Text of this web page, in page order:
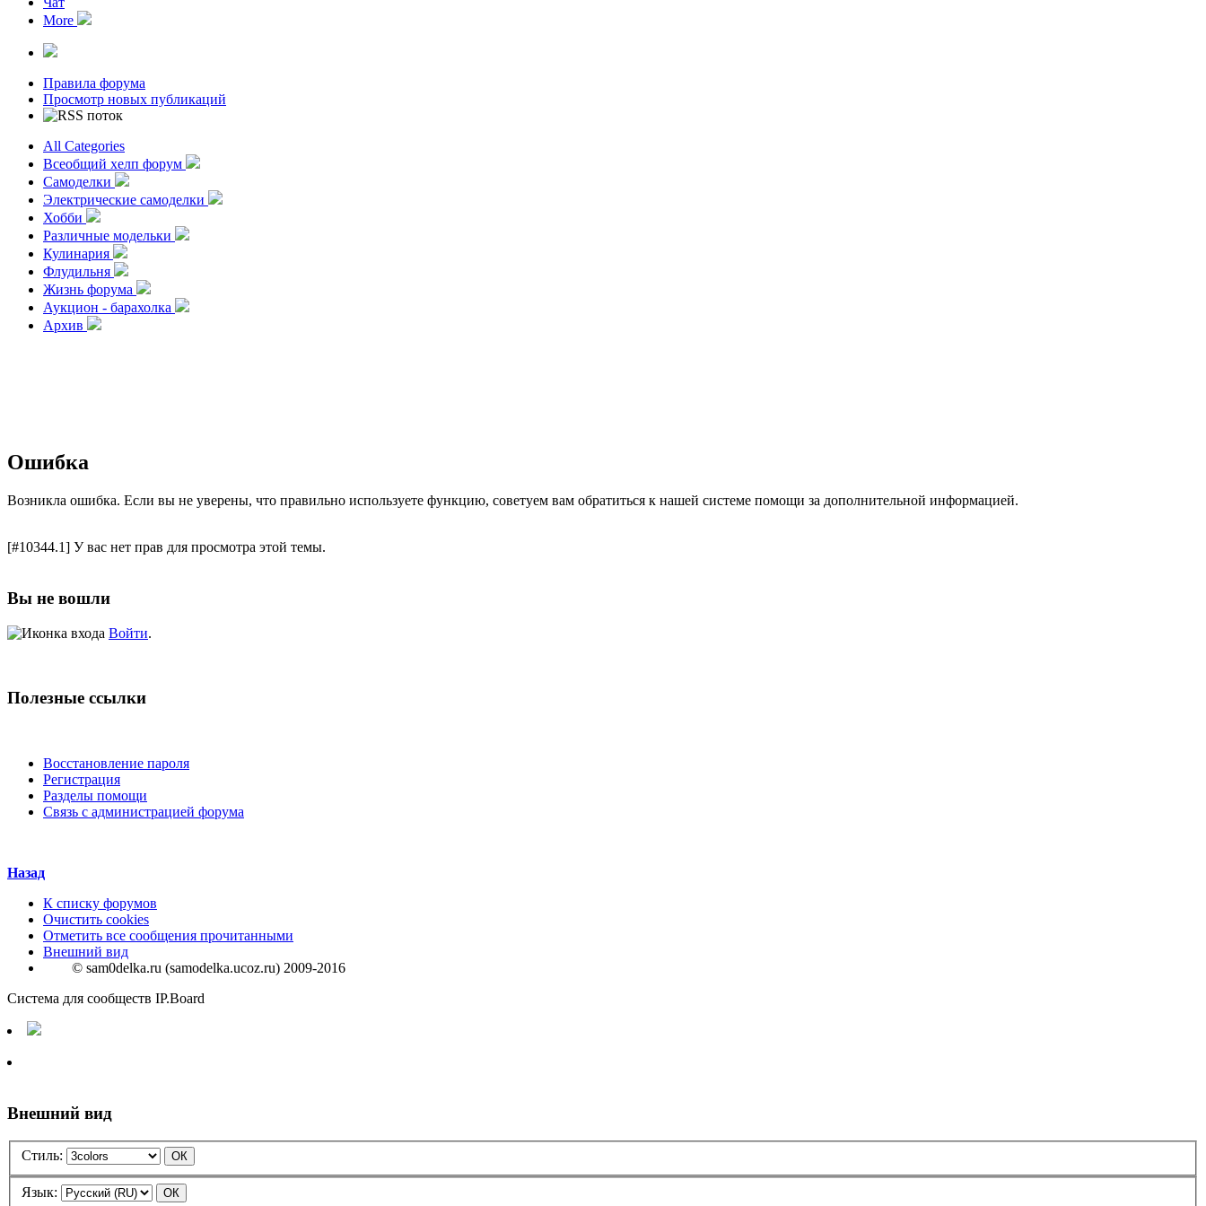
More
Правила форума
Просмотр новых публикаций
All Categories
Всеобщий хелп форум
Самоделки
Электрические самоделки
Хобби
Различные модельки
Кулинария
Флудильня
Жизнь форума
Аукцион - барахолка
Архив
Ошибка
Возникла ошибка. Если вы не уверены, что правильно используете функцию, советуем вам обратиться к нашей системе помощи за дополнительной информацией.
[#10344.1] У вас нет прав для просмотра этой темы.
Вы не вошли
Войти.
Полезные ссылки
Восстановление пароля
Регистрация
Разделы помощи
Связь с администрацией форума
Назад
К списку форумов
Очистить cookies
Отметить все сообщения прочитанными
Внешний вид
© sam0delka.ru (samodelka.ucoz.ru) 2009-2016
Система для сообществ IP.Board
Внешний вид
Стиль:
Язык: